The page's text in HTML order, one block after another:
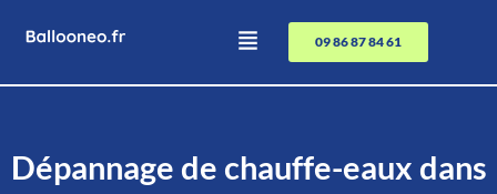
09 86 87 84 61
Dépannage de chauffe-eaux dans